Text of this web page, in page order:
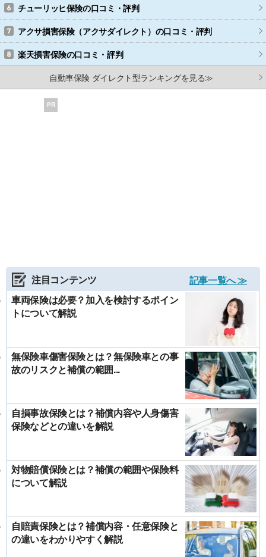
チューリッヒ保険の口コミ・評判
アクサ損害保険（アクサダイレクト） の口コミ・評判
楽天損害保険の口コミ・評判
自動車保険 ダイレクト型ランキングを見る≫
PR
注目コンテンツ
記事一覧へ ≫
車両保険は必要？加入を検討するポイン
トについて解説
無保険車傷害保険とは？無保険車との事
故のリスクと補償の範囲...
自損事故保険とは？補償内容や人身傷害
保険などとの違いを解説
対物賠償保険とは？補償の範囲や保険料
について解説
自賠責保険とは？補償内容・任意保険と
の違いをわかりやすく解説